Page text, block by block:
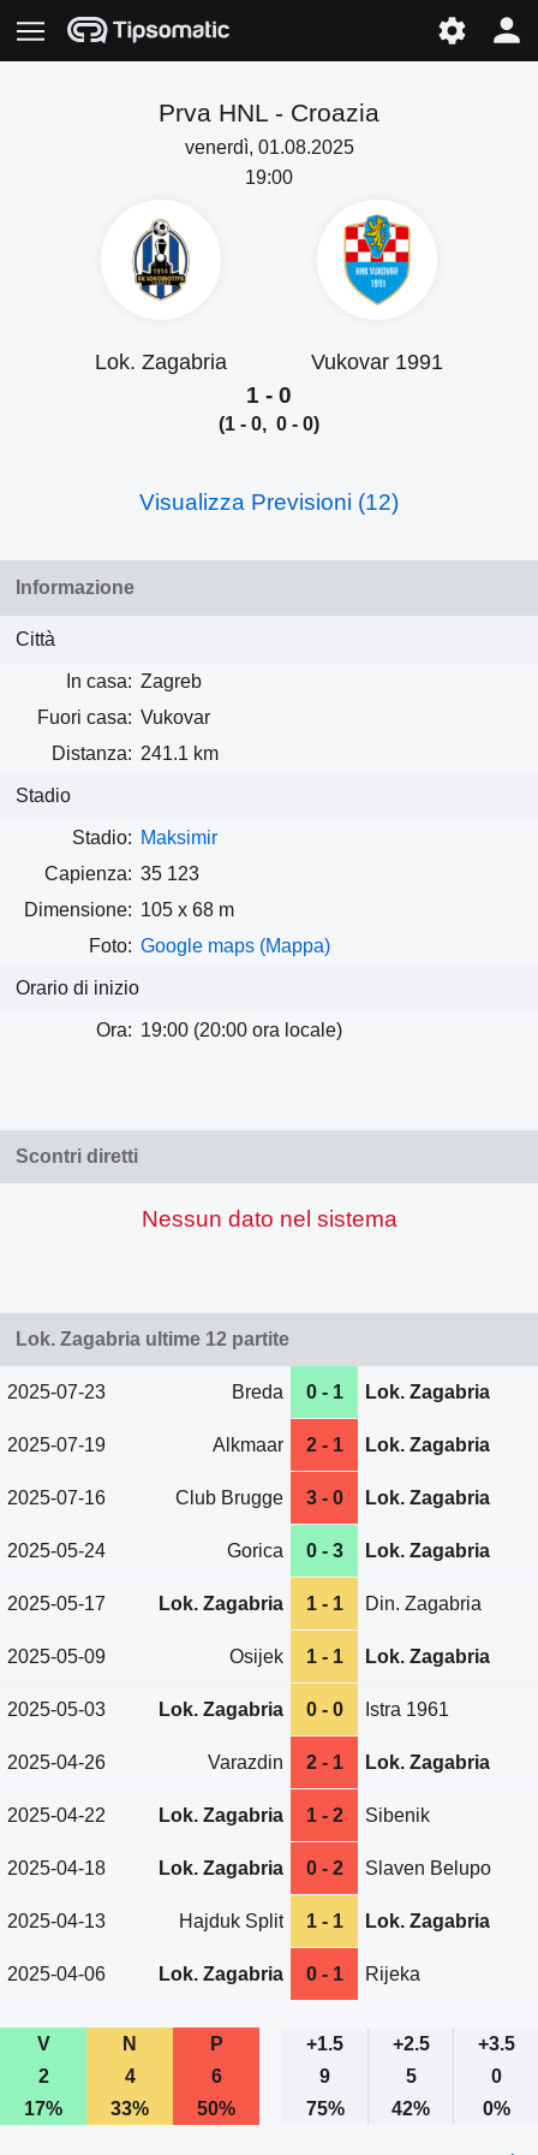
Prva HNL - Croazia
venerdì, 01.08.2025
19:00
Lok. Zagabria Vukovar 1991
1 - 0
(1 - 0, 0 - 0)
Visualizza Previsioni (12)
Informazione
Città
In casa: Zagreb
Fuori casa: Vukovar
Distanza: 241.1 km
Stadio
Stadio: Maksimir
Capienza: 35 123
Dimensione: 105 x 68 m
Foto: Google maps (Mappa)
Orario di inizio
Ora: 19:00 (20:00 ora locale)
Scontri diretti
Nessun dato nel sistema
Lok. Zagabria ultime 12 partite
2025-07-23 Breda 0 - 1 Lok. Zagabria
2025-07-19 Alkmaar 2 - 1 Lok. Zagabria
2025-07-16 Club Brugge 3 - 0 Lok. Zagabria
2025-05-24 Gorica 0 - 3 Lok. Zagabria
2025-05-17 Lok. Zagabria 1 - 1 Din. Zagabria
2025-05-09 Osijek 1 - 1 Lok. Zagabria
2025-05-03 Lok. Zagabria 0 - 0 Istra 1961
2025-04-26 Varazdin 2 - 1 Lok. Zagabria
2025-04-22 Lok. Zagabria 1 - 2 Sibenik
2025-04-18 Lok. Zagabria 0 - 2 Slaven Belupo
2025-04-13 Hajduk Split 1 - 1 Lok. Zagabria
2025-04-06 Lok. Zagabria 0 - 1 Rijeka
V N P +1.5 +2.5
+3.5
2
4 6 9 5
0
17%
33% 50% 75% 42% 0%